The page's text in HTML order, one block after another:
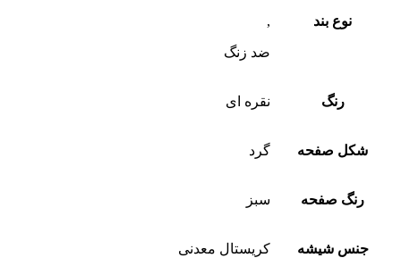
نوع بند
,
ضد زنگ
رنگ نقره ای
شکل صفحه گرد
رنگ صفحه سبز
جنس شیشه کریستال معدنی